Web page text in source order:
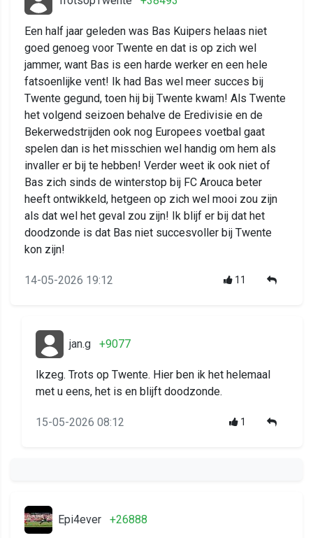
Een half jaar geleden was Bas Kuipers helaas niet
goed genoeg voor Twente en dat is op zich wel
jammer, want Bas is een harde werker en een hele
fatsoenlijke vent! Ik had Bas wel meer succes bij
Twente gegund, toen hij bij Twente kwam! Als Twente
het volgend seizoen behalve de Eredivisie en de
Bekerwedstrijden ook nog Europees voetbal gaat
spelen dan is het misschien wel handig om hem als
invaller er bij te hebben! Verder weet ik ook niet of
Bas zich sinds de winterstop bij FC Arouca beter
heeft ontwikkeld, hetgeen op zich wel mooi zou zijn
als dat wel het geval zou zijn! Ik blijf er bij dat het
doodzonde is dat Bas niet succesvoller bij Twente
kon zijn!
14-05-2026 19:12 11
jan.g +9077
Ikzeg. Trots op Twente. Hier ben ik het helemaal
met u eens, het is en blijft doodzonde.
15-05-2026 08:12 1
Epi4ever +26888